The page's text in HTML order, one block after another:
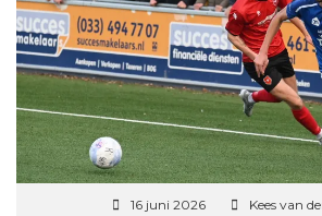
16 juni 2026
Kees van